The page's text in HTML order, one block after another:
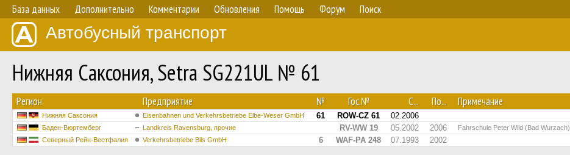
База данных Дополнительно Комментарии Обновления Помощь Форум Поиск
Автобусный транспорт
Нижняя Саксония, Setra SG221UL № 61
Регион Предприятие № Гос.№ С... По... Примечание
Нижняя Саксония Eisenbahnen und Verkehrsbetriebe Elbe-Weser GmbH 61 ROW-CZ 61 02.2006
Баден-Вюртемберг Landkreis Ravensburg, прочие RV-WW 19 05.2002 2006
Fahrschule Peter Wild (Bad Wurzach)
Северный Рейн-Вестфалия
Verkehrsbetriebe Bils GmbH 6 WAF-PA 248 07.1993 2002